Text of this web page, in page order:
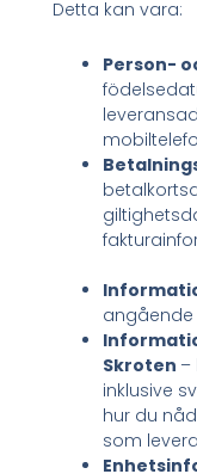
Detta kan vara:
Person-
Skroten –
inklusive
hur du
som